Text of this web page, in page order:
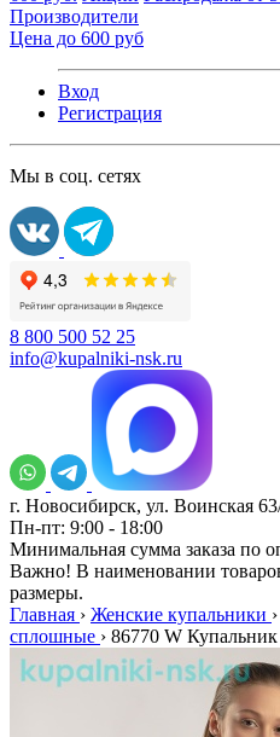
Производители
Цена до 600 руб
Вход
Регистрация
Мы в соц. сетях
8 800 500 52 25
info@kupalniki-nsk.ru
г. Новосибирск, ул. Воинская
Пн-пт: 9:00 - 18:00
Минимальная сумма заказа по
Важно! В наименовании
размеры.
Главная › Женские купальники ›
сплошные › 86770 W